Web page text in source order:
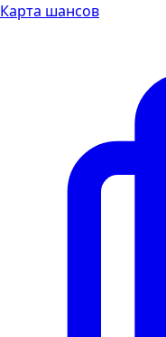
Карта шансов